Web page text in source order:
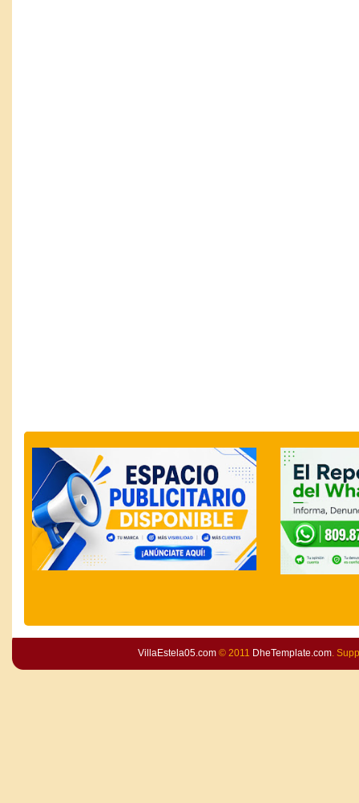
VillaEstela05.com© 2011 DheTemplate.com.